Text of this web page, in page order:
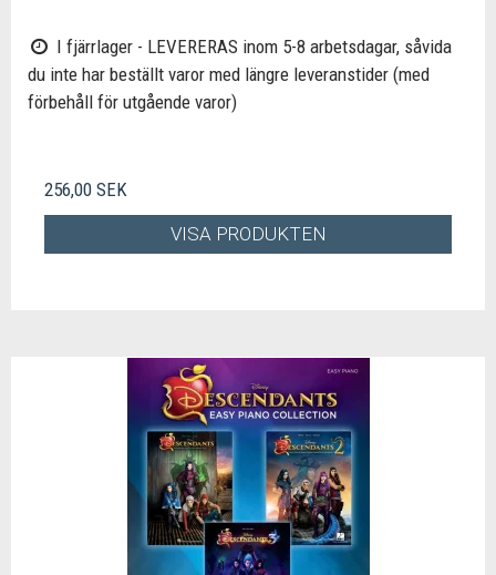
I fjärrlager - LEVERERAS inom 5-8 arbetsdagar, såvida
du inte har beställt varor med längre leveranstider (med
förbehåll för utgående varor)
256,00 SEK
VISA PRODUKTEN